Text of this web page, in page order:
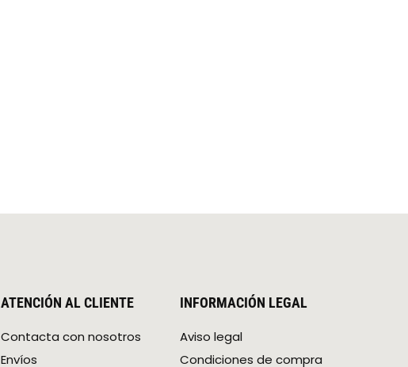
ATENCIÓN AL CLIENTE
Contacta con nosotros
Envíos
INFORMACIÓN LEGAL
Aviso legal
Condiciones de compra